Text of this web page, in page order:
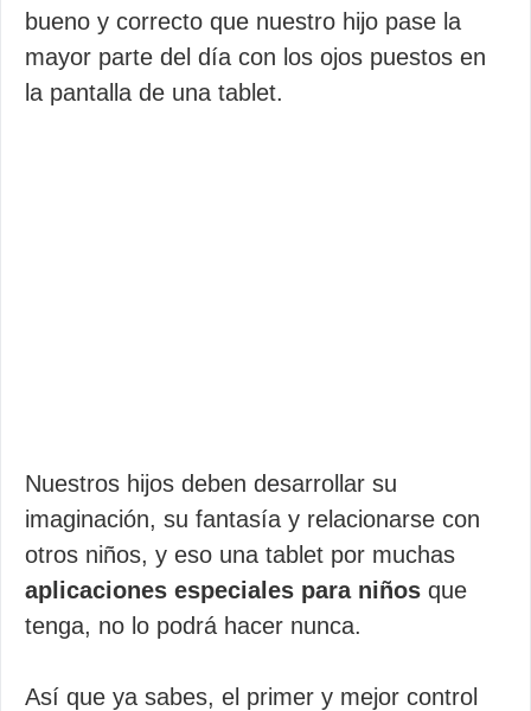
bueno y correcto que nuestro hijo pase la
mayor parte del día con los ojos puestos en
la pantalla de una tablet.
Nuestros hijos deben desarrollar su
imaginación, su fantasía y relacionarse con
otros niños, y eso una tablet por muchas
aplicaciones especiales para niños que
tenga, no lo podrá hacer nunca.
Así que ya sabes, el primer y mejor control